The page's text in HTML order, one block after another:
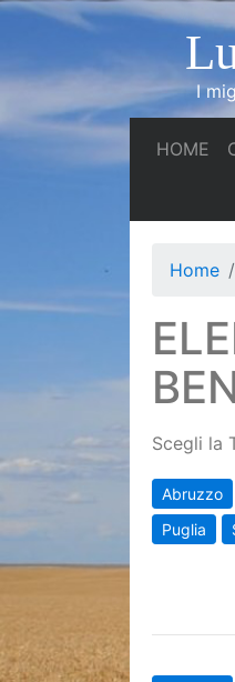
I
HOME
Home
Scegli la
Abruzzo
Puglia